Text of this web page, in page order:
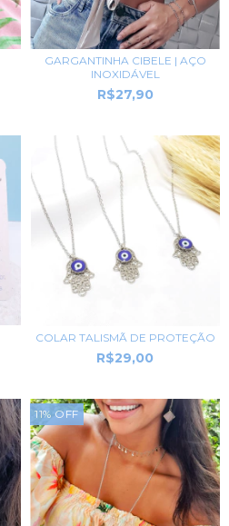
GARGANTINHA CIBELE | AÇO
INOXIDÁVEL
R$27,90
COLAR TALISMÃ DE PROTEÇÃO
R$29,00
11% OFF